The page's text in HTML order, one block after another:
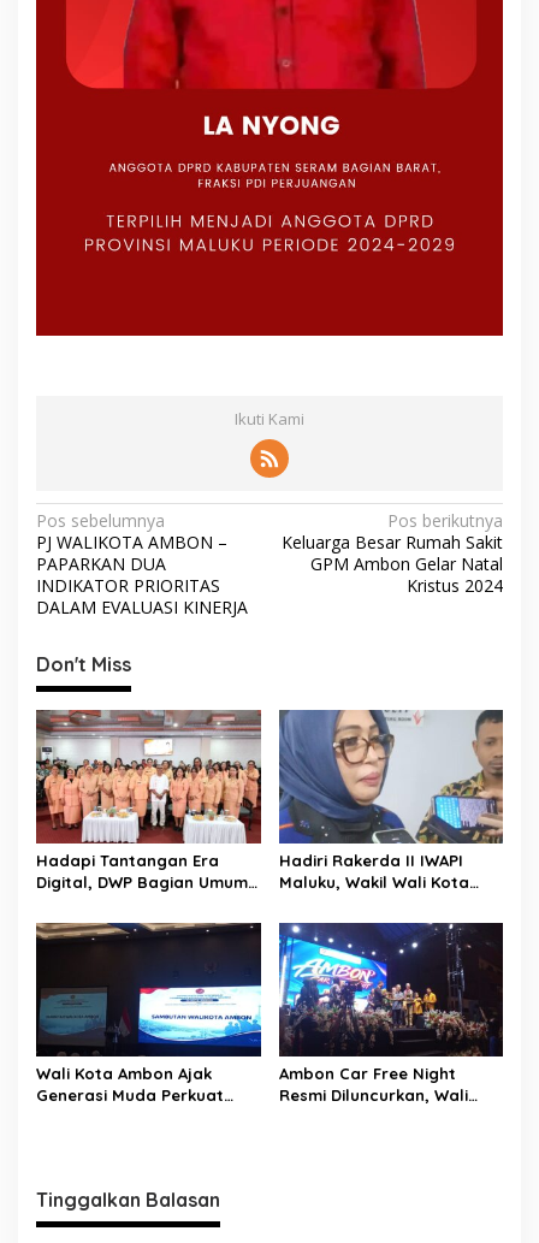
Ikuti Kami
N
a
v
g
a
s
i
p
o
s
Pos sebelumnya
PJ WALIKOTA AMBON –
PAPARKAN DUA
INDIKATOR PRIORITAS
DALAM EVALUASI KINERJA
Pos berikutnya
Keluarga Besar Rumah Sakit
GPM Ambon Gelar Natal
Kristus 2024
Don't Miss
Hadapi Tantangan Era
Digital, DWP Bagian Umum
Edukasi Parenting Perkuat
Hadiri Rakerda II IWAPI
Maluku, Wakil Wali Kota
Perkuat UMKM dan
Pengusaha Perempuan
Wali Kota Ambon Ajak
Generasi Muda Perkuat
Ambon Car Free Night
Resmi Diluncurkan, Wali
Tinggalkan Balasan